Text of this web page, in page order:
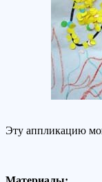
Эту аппликацию